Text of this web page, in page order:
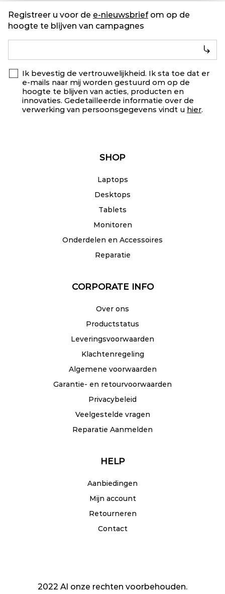
Registreer u voor de e-nieuwsbriefom op de
hoogte te blijven van campagnes
Ik bevestig de vertrouwelijkheid. Ik sta toe dat er
e-mails naar mij worden gestuurd om op de
hoogte te blijven van acties, producten en
innovaties. Gedetailleerde informatie over de
verwerking van persoonsgegevens vindt u hier.
SHOP
Laptops
Desktops
Tablets
Monitoren
Onderdelen en Accessoires
Reparatie
CORPORATE INFO
Over ons
Productstatus
Leveringsvoorwaarden
Klachtenregeling
Algemene voorwaarden
Garantie- en retourvoorwaarden
Privacybeleid
Veelgestelde vragen
Reparatie Aanmelden
HELP
Aanbiedingen
Mijn account
Retourneren
Contact
2022 Al onze rechten voorbehouden.